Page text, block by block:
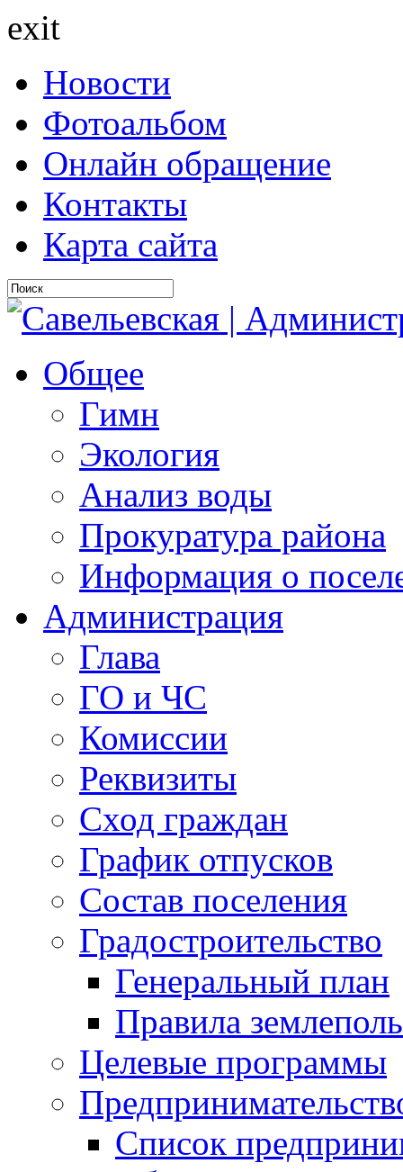
exit
Новости
Фотоальбом
Онлайн обращение
Контакты
Карта сайта
Общее
Гимн
Экология
Анализ воды
Прокуратура района
Информация о
Администрация
Глава
ГО и ЧС
Комиссии
Реквизиты
Сход граждан
График отпусков
Состав поселения
Градостроительство
Генеральный план
Правила
Целевые программы
Список